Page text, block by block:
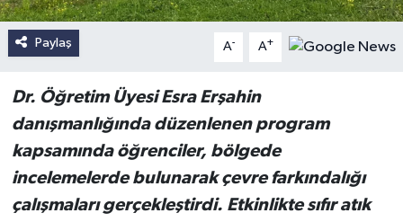
Paylaş A- A+
Dr. Öğretim Üyesi Esra Erşahin
danışmanlığında düzenlenen program
kapsamında öğrenciler, bölgede
incelemelerde bulunarak çevre farkındalığı
çalışmaları gerçekleştirdi. Etkinlikte sıfır atık